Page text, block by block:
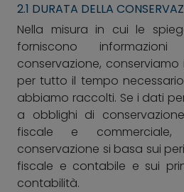
2.1 DURATA DELLA
Nella misura in cui le
forniscono
conservazione,
per tutto il tempo
abbiamo raccolti. Se i dati
a obblighi di
fiscale e
conservazione si basa sui
fiscale e contabile e sui
contabilità.